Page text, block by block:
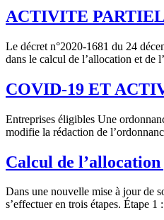
ACTIVITE
Le décret n°2020-1681 du 24
dans le calcul de l’allocation et de
COVID-19 ET
Entreprises éligibles Une
modifie la rédaction de
Calcul de
Dans une nouvelle mise à jour de
s’effectuer en trois étapes. Étape